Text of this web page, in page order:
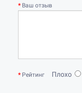
Ваш отзыв
Рейтинг Плохо